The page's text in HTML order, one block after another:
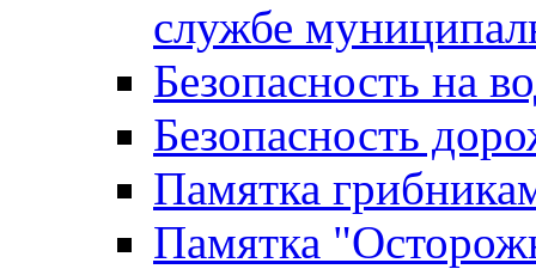
службе
Безопасность на
Безопасность
Памятка
Памятка